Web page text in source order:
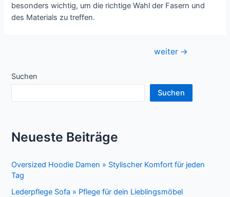
besonders wichtig, um die richtige Wahl der Fasern und
des Materials zu treffen.
weiter →
Suchen
Suchen
Neueste Beiträge
Oversized Hoodie Damen » Stylischer Komfort für jeden
Tag
Lederpflege Sofa » Pflege für dein Lieblingsmöbel